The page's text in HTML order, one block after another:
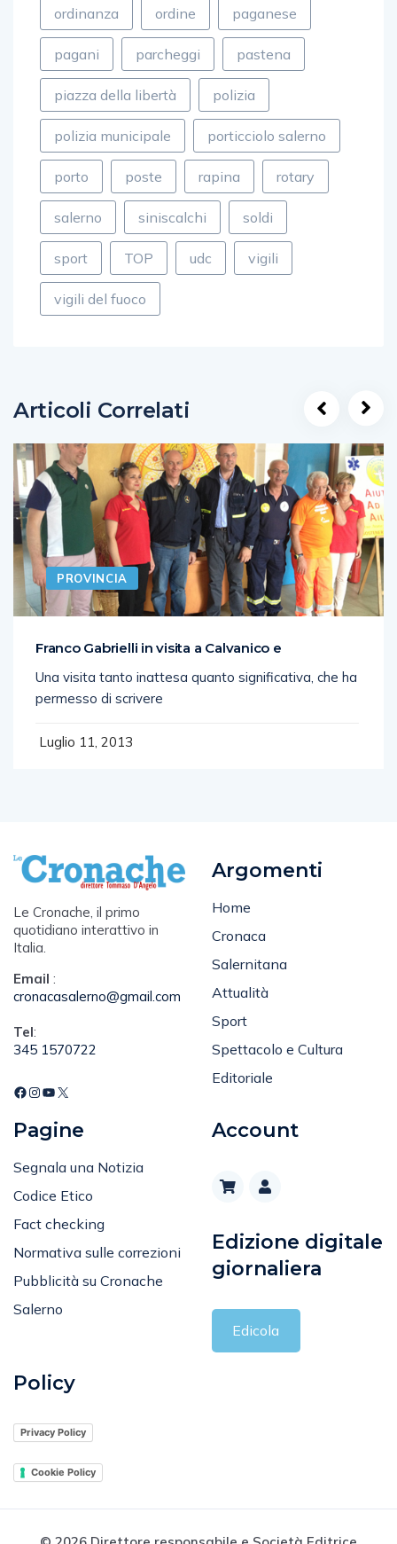
ordinanza ordine paganese
pagani parcheggi pastena
piazza della libertà polizia
polizia municipale porticciolo salerno
porto poste rapina rotary
salerno siniscalchi soldi
sport TOP udc vigili
vigili del fuoco
Articoli Correlati
PROVINCIA
Franco Gabrielli in visita a Calvanico e
Una visita tanto inattesa quanto significativa, che ha
permesso di scrivere
Luglio 11, 2013
Le Cronache, il primo
quotidiano interattivo in
Italia.
Email :
cronacasalerno@gmail.com
Tel:
345 1570722
Argomenti
Home
Cronaca
Salernitana
Attualità
Sport
Spettacolo e Cultura
Editoriale
Pagine
Segnala una Notizia
Codice Etico
Fact checking
Normativa sulle correzioni
Pubblicità su Cronache
Salerno
Account
Edizione digitale
giornaliera
Edicola
Policy
Privacy Policy
Cookie Policy